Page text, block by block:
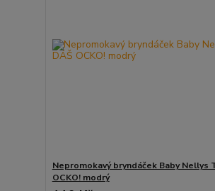
Nepromokavý bryndáček Baby Nellys
OCKO! modrý